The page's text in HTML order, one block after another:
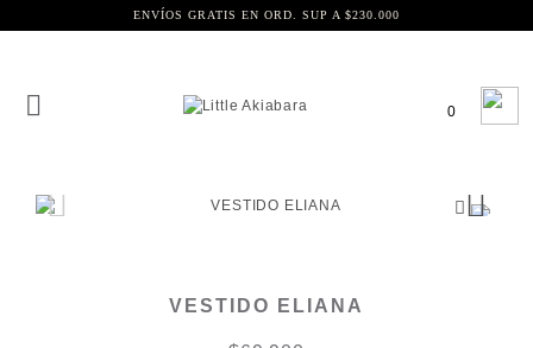
ENVÍOS GRATIS EN ORD. SUP A $230.000
0
VESTIDO ELIANA